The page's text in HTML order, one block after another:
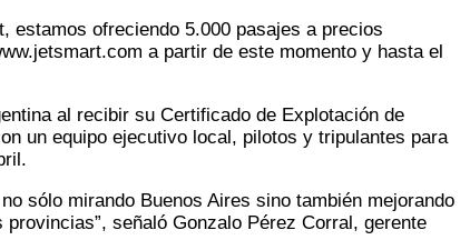
estamos ofreciendo 5.000 pasajes a precios
a partir de este momento y hasta el
al recibir su Certificado de Explotación de
un equipo ejecutivo local, pilotos y tripulantes para
sólo mirando Buenos Aires sino también mejorando
señaló Gonzalo Pérez Corral, gerente